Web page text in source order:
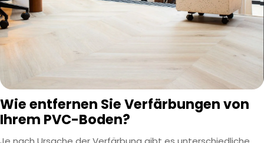
Wie entfernen Sie Verfärbungen von
Ihrem PVC-Boden?